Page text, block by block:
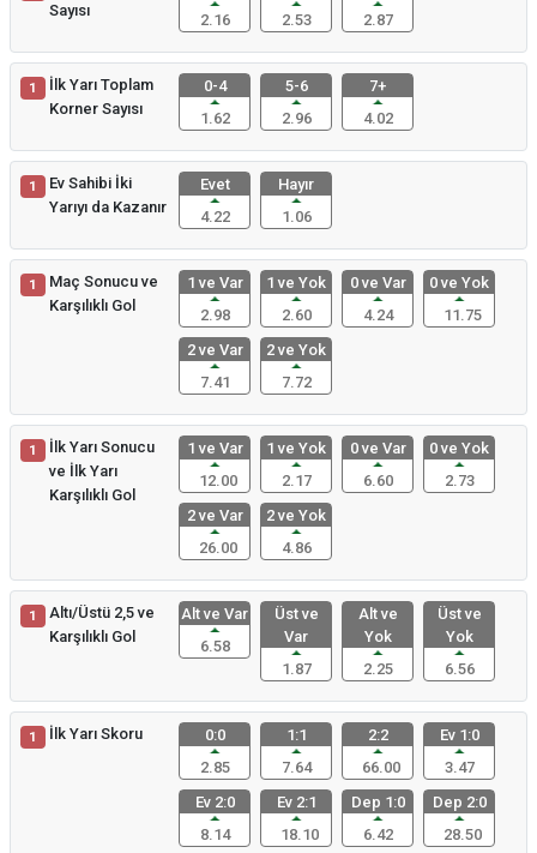
Sayısı
2.16
2.53
2.87
1
İlk Yarı Toplam
Korner Sayısı
0-4
1.62
5-6
2.96
7+
4.02
1
Ev Sahibi İki
Yarıyı da Kazanır
Evet
4.22
Hayır
1.06
1
Maç Sonucu ve
Karşılıklı Gol
1 ve Var
2.98
1 ve Yok
2.60
0 ve Var
4.24
0 ve Yok
11.75
2 ve Var
7.41
2 ve Yok
7.72
1
İlk Yarı Sonucu
ve İlk Yarı
Karşılıklı Gol
1 ve Var
12.00
1 ve Yok
2.17
0 ve Var
6.60
0 ve Yok
2.73
2 ve Var
26.00
2 ve Yok
4.86
1
Altı/Üstü 2,5 ve
Karşılıklı Gol
Alt ve Var
6.58
Üst ve
Var
1.87
Alt ve
Yok
2.25
Üst ve
Yok
6.56
1 İlk Yarı Skoru
0:0
2.85
1:1
7.64
2:2
66.00
Ev 1:0
3.47
Ev 2:0
8.14
Ev 2:1
18.10
Dep 1:0
6.42
Dep 2:0
28.50